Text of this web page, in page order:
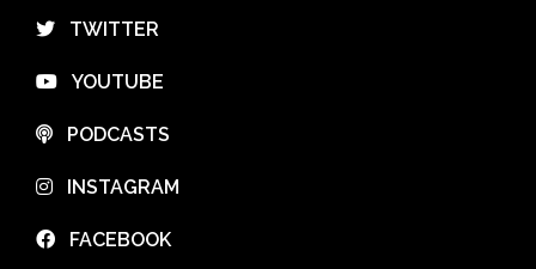
⠀TWITTER
⠀YOUTUBE
⠀PODCASTS
⠀INSTAGRAM
⠀FACEBOOK